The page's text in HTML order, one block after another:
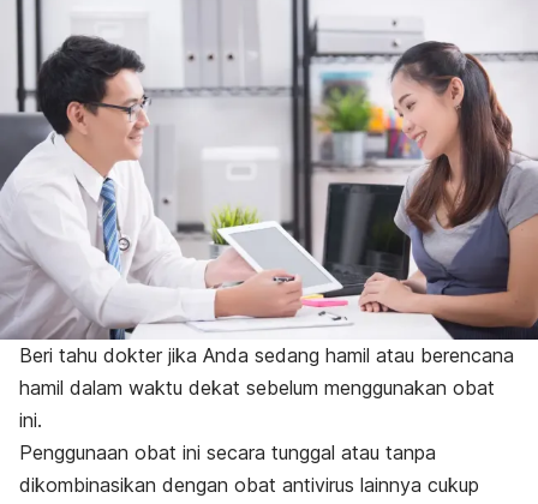
Beri tahu dokter jika Anda sedang hamil atau berencana
hamil dalam waktu dekat sebelum menggunakan obat
ini.
Penggunaan obat ini secara tunggal atau tanpa
dikombinasikan dengan obat antivirus lainnya cukup